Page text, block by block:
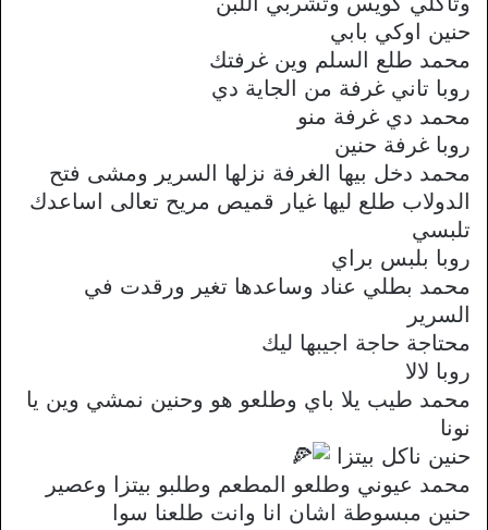
حنين اوكي بابي
محمد طلع السلم وين غرفتك
روبا تاني غرفة من الجاية دي
محمد دي غرفة منو
روبا غرفة حنين
محمد دخل بيها الغرفة نزلها السرير ومشى فتح
الدولاب طلع ليها غيار قميص مريح تعالى اساعدك
تلبسي
روبا بلبس براي
محمد بطلي عناد وساعدها تغير ورقدت في
السرير
محتاجة حاجة اجيبها ليك
روبا لالا
محمد طيب يلا باي وطلعو هو وحنين نمشي وين يا
نونا
حنين ناكل بيتزا
محمد عيوني وطلعو المطعم وطلبو بيتزا وعصير
حنين مبسوطة اشان انا وانت طلعنا سوا